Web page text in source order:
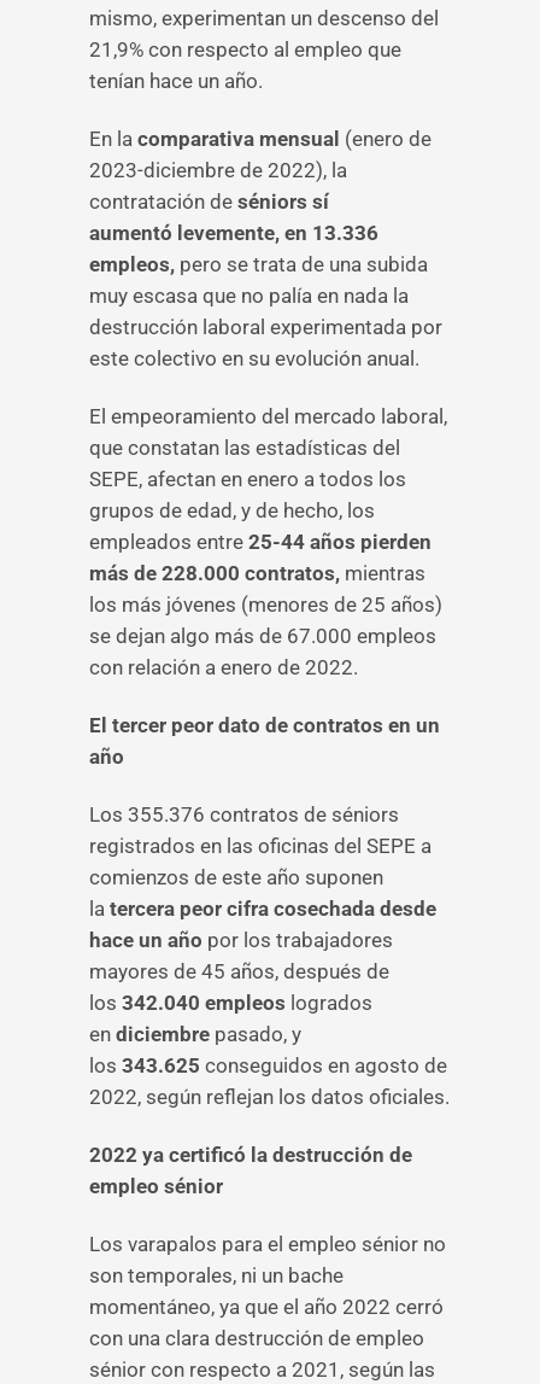
mismo, experimentan un descenso del
21,9% con respecto al empleo que
tenían hace un año.
En la comparativa mensual (enero de
2023-diciembre de 2022), la
contratación de séniors sí
aumentó levemente, en 13.336
empleos, pero se trata de una subida
muy escasa que no palía en nada la
destrucción laboral experimentada por
este colectivo en su evolución anual.
El empeoramiento del mercado laboral,
que constatan las estadísticas del
SEPE, afectan en enero a todos los
grupos de edad, y de hecho, los
empleados entre 25-44 años pierden
más de 228.000 contratos, mientras
los más jóvenes (menores de 25 años)
se dejan algo más de 67.000 empleos
con relación a enero de 2022.
El tercer peor dato de contratos en un
año
Los 355.376 contratos de séniors
registrados en las oficinas del SEPE a
comienzos de este año suponen
la tercera peor cifra cosechada desde
hace un año por los trabajadores
mayores de 45 años, después de
los 342.040 empleos logrados
en diciembre pasado, y
los 343.625 conseguidos en agosto de
2022, según reflejan los datos oficiales.
2022 ya certificó la destrucción de
empleo sénior
Los varapalos para el empleo sénior no
son temporales, ni un bache
momentáneo, ya que el año 2022 cerró
con una clara destrucción de empleo
sénior con respecto a 2021, según las